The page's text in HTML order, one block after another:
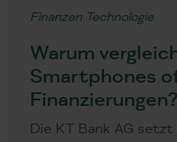
Finanzen Technologie
Warum
Smartphones
Finanzierungen?
Die KT Bank AG